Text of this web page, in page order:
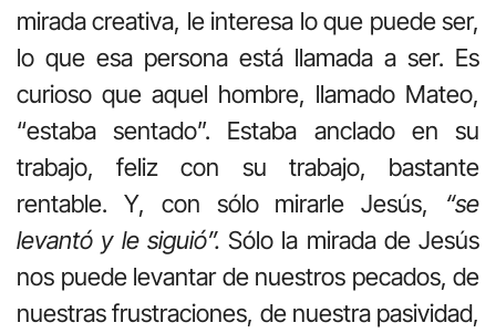
mirada creativa, le interesa lo que puede ser,
lo que esa persona está llamada a ser. Es
curioso que aquel hombre, llamado Mateo,
“estaba sentado”. Estaba anclado en su
trabajo, feliz con su trabajo, bastante
rentable. Y, con sólo mirarle Jesús, “se
levantó y le siguió”. Sólo la mirada de Jesús
nos puede levantar de nuestros pecados, de
nuestras frustraciones, de nuestra pasividad,